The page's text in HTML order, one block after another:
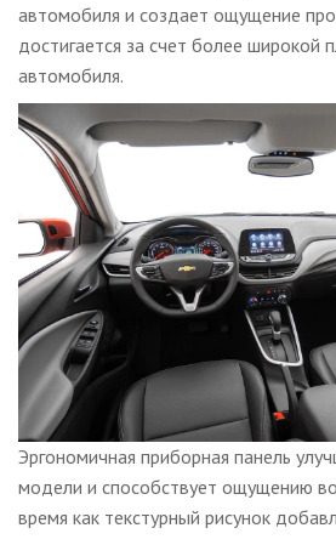
автомобиля и создает ощущение
достигается за счет более широкой
автомобиля.
Эргономичная приборная панель
модели и способствует ощущению
время как текстурный рисунок